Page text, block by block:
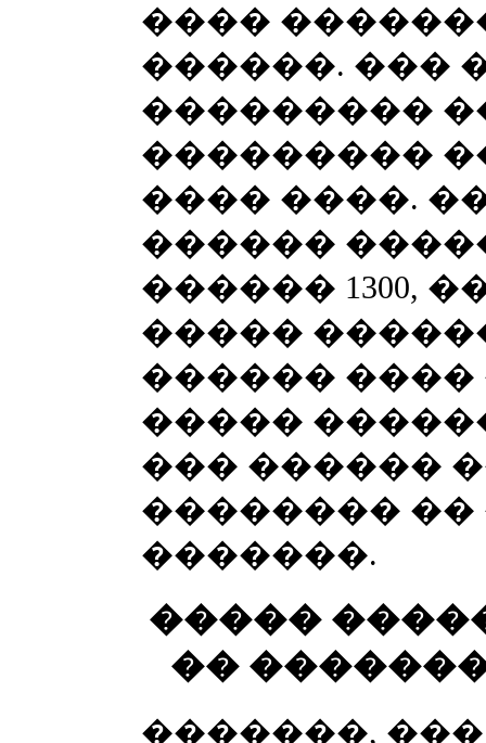
����
������. ���
���������
���������
���� ����.
������
������ 1300,
�����
������ ����
����� ������
��� ������
�������� ��
�������.
�����
��
�������,